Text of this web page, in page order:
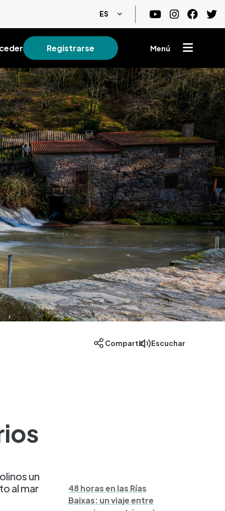
ES Lista adicional de acciones
Registrarse Menú
Compartir Escuchar
un
al mar
48 horas en las Rías
Baixas: un viaje entre